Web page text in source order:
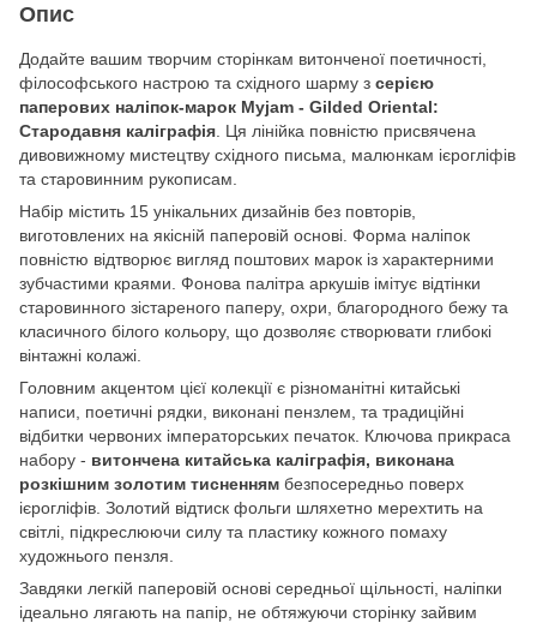
Опис
Додайте вашим творчим сторінкам витонченої поетичності,
філософського настрою та східного шарму з серією
паперових наліпок-марок Myjam - Gilded Oriental:
Стародавня каліграфія . Ця лінійка повністю присвячена
дивовижному мистецтву східного письма, малюнкам ієрогліфів
та старовинним рукописам.
Набір містить 15 унікальних дизайнів без повторів,
виготовлених на якісній паперовій основі. Форма наліпок
повністю відтворює вигляд поштових марок із характерними
зубчастими краями. Фонова палітра аркушів імітує відтінки
старовинного зістареного паперу, охри, благородного бежу та
класичного білого кольору, що дозволяє створювати глибокі
вінтажні колажі.
Головним акцентом цієї колекції є різноманітні китайські
написи, поетичні рядки, виконані пензлем, та традиційні
відбитки червоних імператорських печаток. Ключова прикраса
набору - витончена китайська каліграфія, виконана
розкішним золотим тисненням безпосередньо поверх
ієрогліфів. Золотий відтиск фольги шляхетно мерехтить на
світлі, підкреслюючи силу та пластику кожного помаху
художнього пензля.
Завдяки легкій паперовій основі середньої щільності, наліпки
ідеально лягають на папір, не обтяжуючи сторінку зайвим